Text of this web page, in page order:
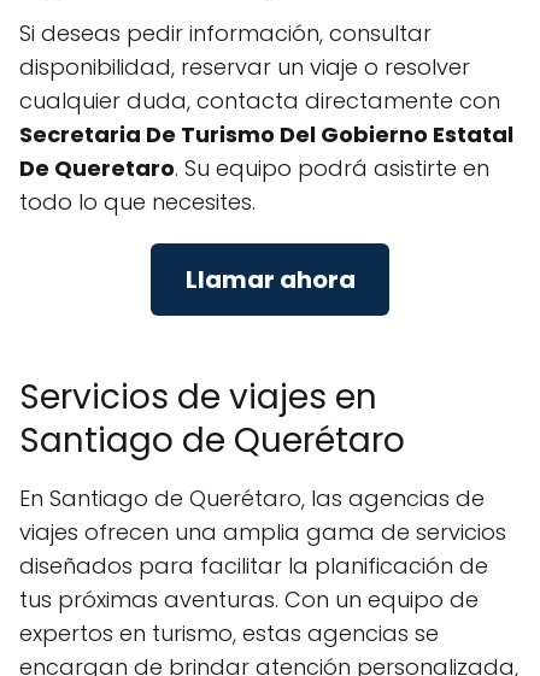
Si deseas pedir información, consultar
disponibilidad, reservar un viaje o resolver
cualquier duda, contacta directamente con
Secretaria De Turismo Del Gobierno Estatal
De Queretaro. Su equipo podrá asistirte en
todo lo que necesites.
Llamar ahora
Servicios de viajes en
Santiago de Querétaro
En Santiago de Querétaro, las agencias de
viajes ofrecen una amplia gama de servicios
diseñados para facilitar la planificación de
tus próximas aventuras. Con un equipo de
expertos en turismo, estas agencias se
encargan de brindar atención personalizada,